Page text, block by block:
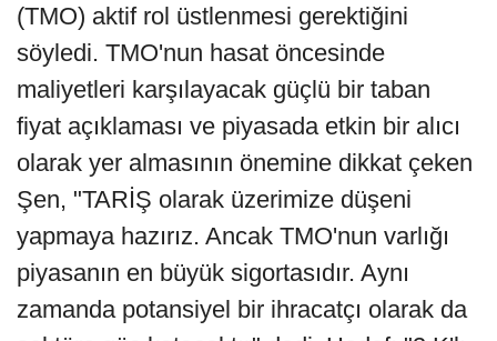
(TMO) aktif rol üstlenmesi gerektiğini
söyledi. TMO'nun hasat öncesinde
maliyetleri karşılayacak güçlü bir taban
fiyat açıklaması ve piyasada etkin bir alıcı
olarak yer almasının önemine dikkat çeken
Şen, "TARİŞ olarak üzerimize düşeni
yapmaya hazırız. Ancak TMO'nun varlığı
piyasanın en büyük sigortasıdır. Aynı
zamanda potansiyel bir ihracatçı olarak da